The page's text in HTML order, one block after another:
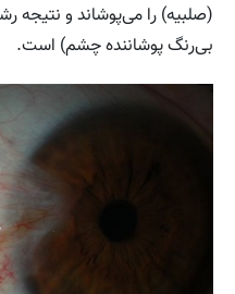
(صلبیه) را می‌پوشاند و
بی‌رنگ پوشاننده چشم) است.